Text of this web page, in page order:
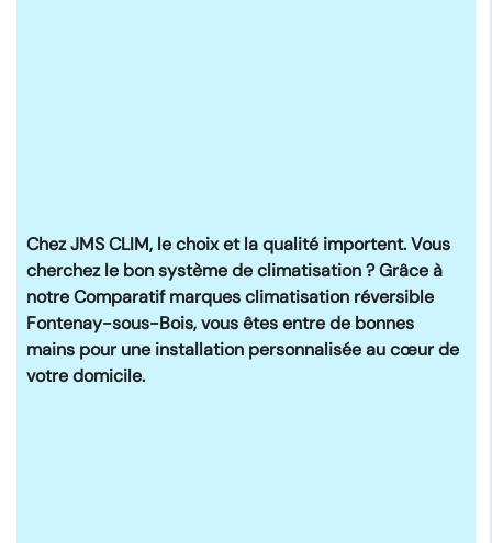
Chez JMS CLIM, le choix et la qualité importent. Vous
cherchez le bon système de climatisation ? Grâce à
notreComparatif marques climatisation réversible
Fontenay-sous-Bois, vous êtes entre de bonnes
mains pour une installation personnalisée au cœur de
votre domicile.